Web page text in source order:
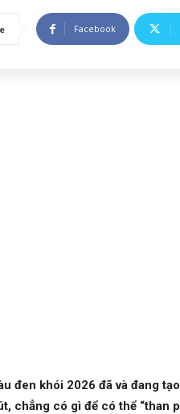
Facebook
đen khói 2026 đã và đang
chẳng có gì để có thể “than